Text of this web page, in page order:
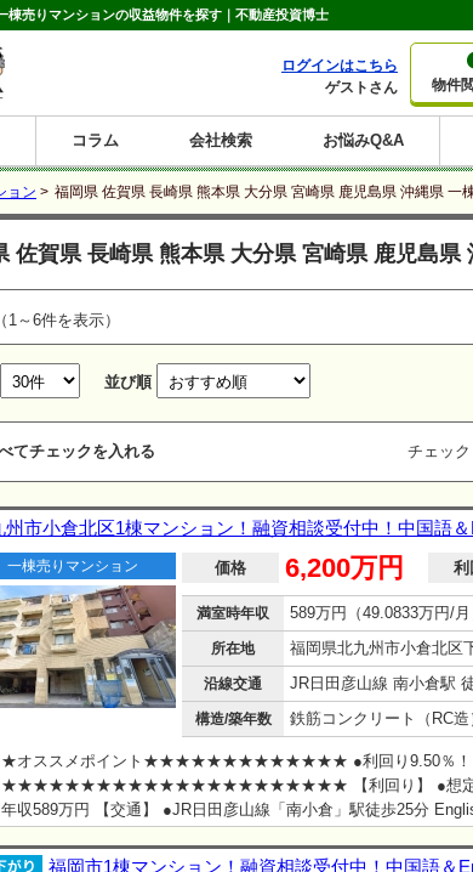
売りマンションの収益物件を探す｜不動産投資博士
物件
ログインはこちら
ゲストさん
投資マンション
一棟売りアパート
一棟売りマンション
一棟売りビル
店舗・事務所
賃貸併用住宅
戸建賃貸
土地
新築住宅
工場・倉庫
ホテルペンション 利回り7%以
利回り8%以
利回り9%以
利回り10%
利回り11%
利回り12%
利回り13%
利回り14%
利回り15%
利回り16%
コラム
購入コラム
売却コラム
大家さんコラム
賃貸経営コラム
会社検索 お悩みQ&A
ョン > 福岡県 佐賀県 長崎県 熊本県 大分県 宮崎県 鹿児島県 沖縄県 一
佐賀県 長崎県 熊本県 大分県 宮崎県 鹿児島
1～6件を表示）
並び順
てチェックを入れる チェッ
州市小倉北区1棟マンション！融資相談受付中！中国語
一棟売りマンション 価格 6,200万円 利
満室時年収 589万円（49.0833万円/月
所在地 福岡県北九州市小倉北区
沿線交通 JR日田彦山線 南小倉駅
構造/築年数
ススメポイント★★★★★★★★★★★★★ ●利回り9.50％！
【利回り】 ●想定
収589万円 【交通】 ●JR日田彦山線「南小倉」駅徒歩25分
福岡市1棟マンション！融資相談受付中！中国語＆